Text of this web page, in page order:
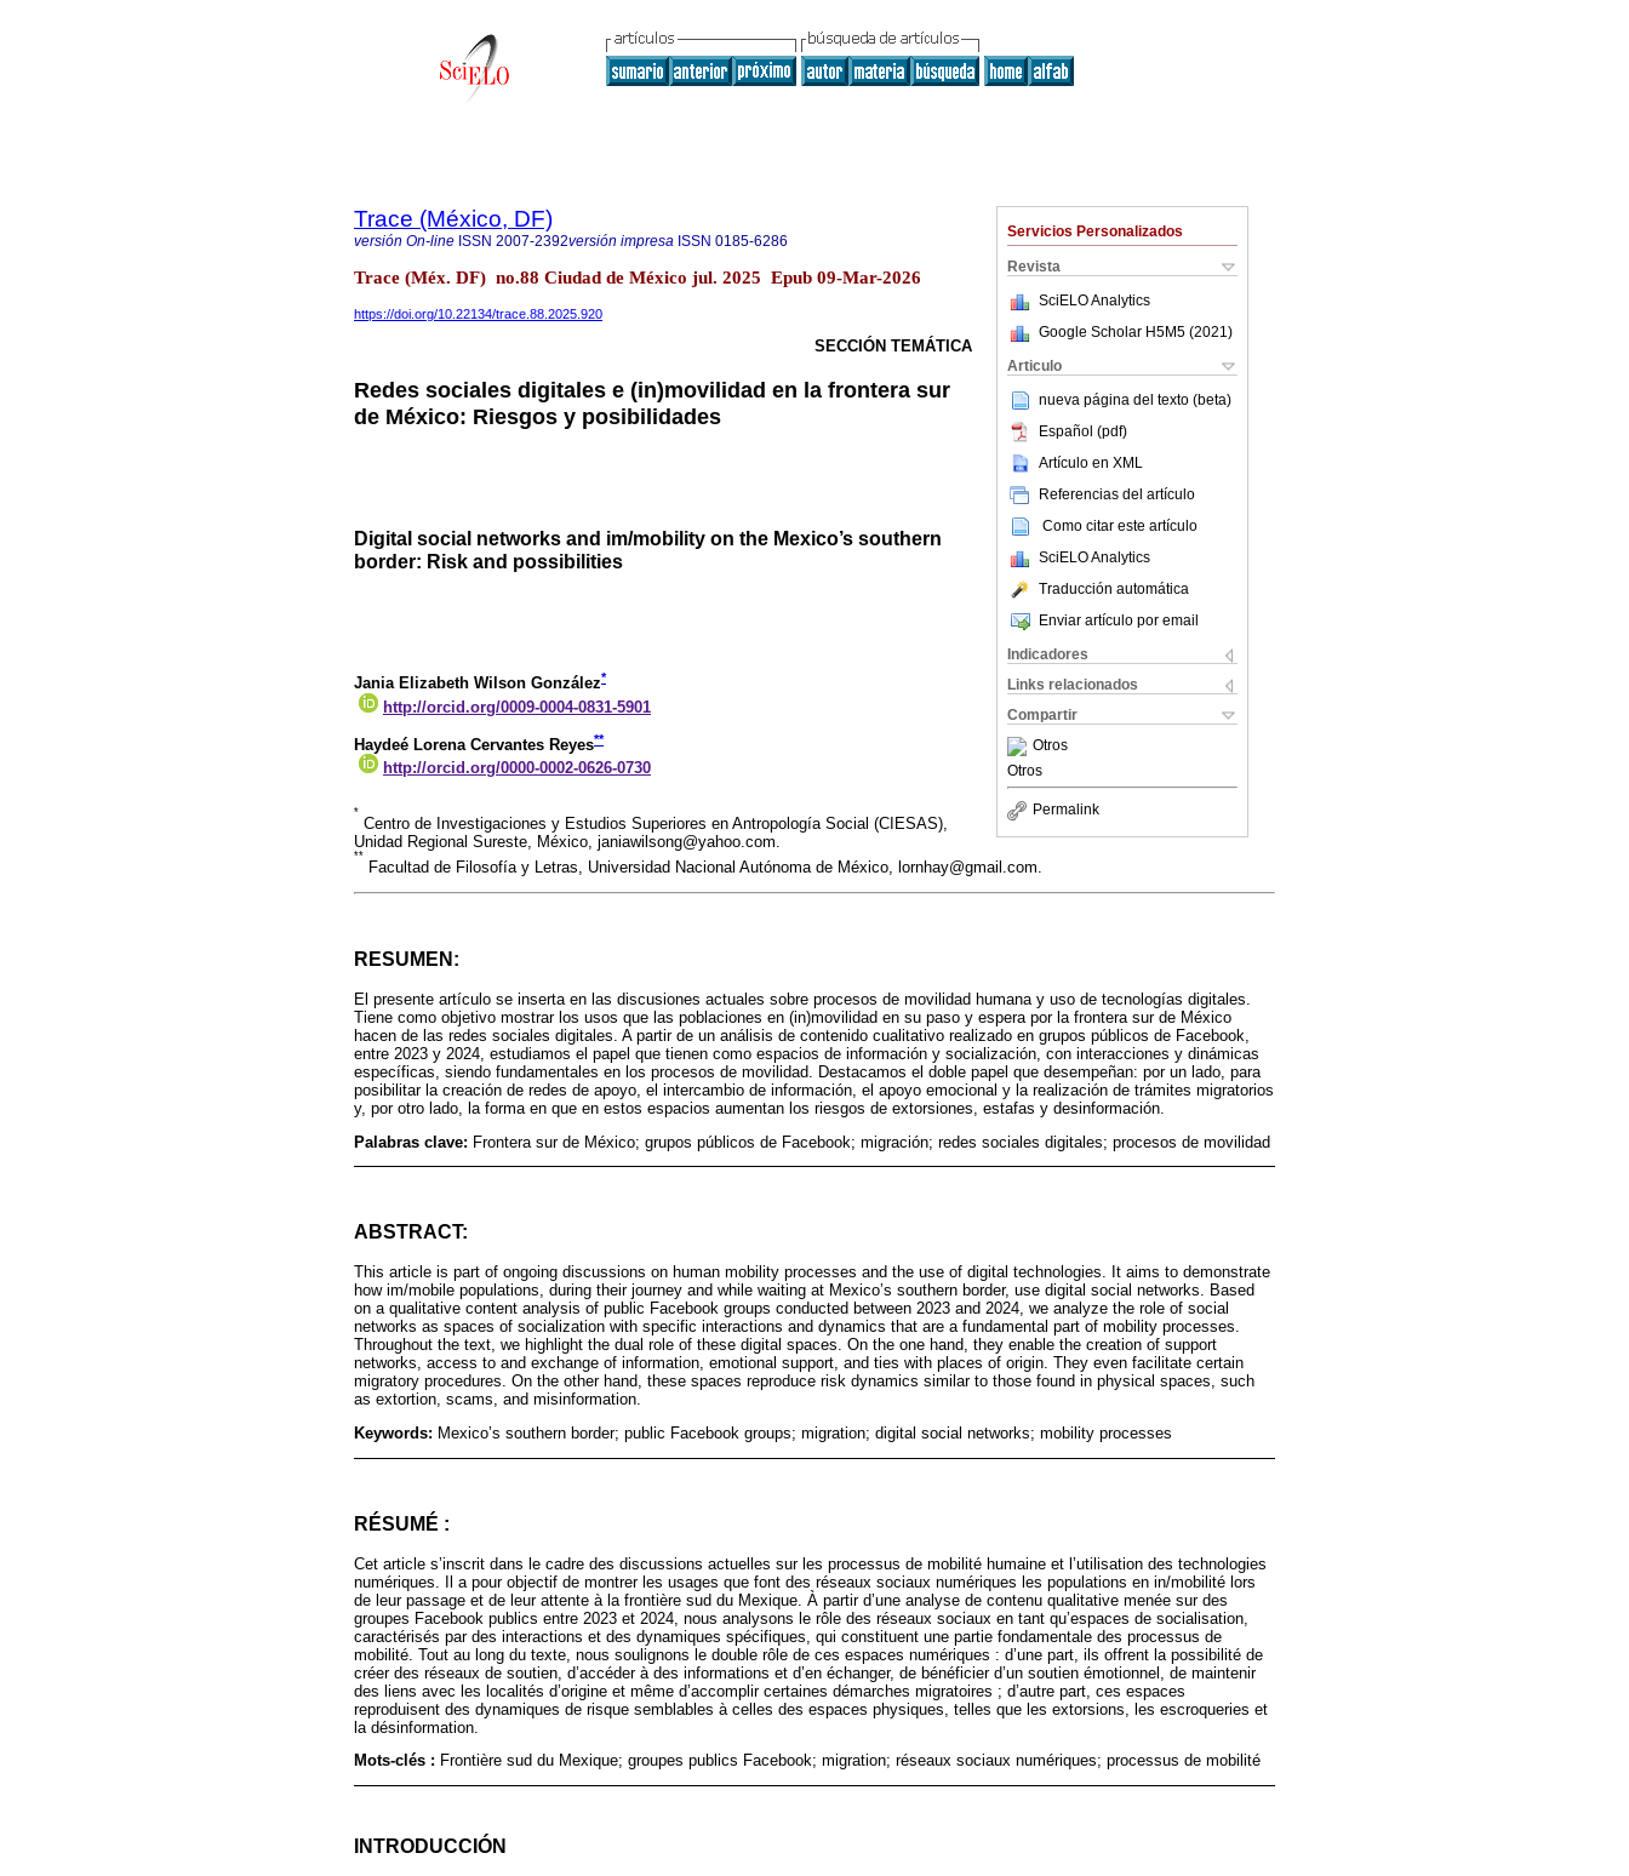
Servicios Personalizados
Revista
SciELO Analytics
Google Scholar H5M5 (2021 )
Articulo
nueva página del texto (beta)
Español (pdf)
Artículo en XML
Referencias del artículo
Como citar este artículo
SciELO Analytics
Traducción automática
Enviar artículo por email
Indicadores
Links relacionados
Compartir
Otros
Otros
Permalink
Trace (México, DF)
versión On-line ISSN 2007-2392versión impresa ISSN 0185-6286
Trace (Méx. DF) no.88 Ciudad de México jul. 2025 Epub 09-Mar-2026
https://doi.org/10.22134/trace.88.2025.920
SECCIÓN TEMÁTICA
Redes sociales digitales e (in)movilidad en la frontera sur
de México: Riesgos y posibilidades
Digital social networks and im/mobility on the Mexico’s southern
border: Risk and possibilities
Jania Elizabeth Wilson González*
http://orcid.org/0009-0004-0831-5901
Haydeé Lorena Cervantes Reyes**
http://orcid.org/0000-0002-0626-0730
*
Centro de Investigaciones y Estudios Superiores en Antropología Social (CIESAS),
Unidad Regional Sureste, México, janiawilsong@yahoo.com.
**
Facultad de Filosofía y Letras, Universidad Nacional Autónoma de México, lornhay@gmail.com.
RESUMEN:
El presente artículo se inserta en las discusiones actuales sobre procesos de movilidad humana y uso de tecnologías digitales.
Tiene como objetivo mostrar los usos que las poblaciones en (in)movilidad en su paso y espera por la frontera sur de México
hacen de las redes sociales digitales. A partir de un análisis de contenido cualitativo realizado en grupos públicos de Facebook,
entre 2023 y 2024, estudiamos el papel que tienen como espacios de información y socialización, con interacciones y dinámicas
específicas, siendo fundamentales en los procesos de movilidad. Destacamos el doble papel que desempeñan: por un lado, para
posibilitar la creación de redes de apoyo, el intercambio de información, el apoyo emocional y la realización de trámites migratorios
y, por otro lado, la forma en que en estos espacios aumentan los riesgos de extorsiones, estafas y desinformación.
Palabras clave: Frontera sur de México; grupos públicos de Facebook; migración; redes sociales digitales; procesos de movilidad
ABSTRACT:
This article is part of ongoing discussions on human mobility processes and the use of digital technologies. It aims to demonstrate
how im/mobile populations, during their journey and while waiting at Mexico’s southern border, use digital social networks. Based
on a qualitative content analysis of public Facebook groups conducted between 2023 and 2024, we analyze the role of social
networks as spaces of socialization with specific interactions and dynamics that are a fundamental part of mobility processes.
Throughout the text, we highlight the dual role of these digital spaces. On the one hand, they enable the creation of support
networks, access to and exchange of information, emotional support, and ties with places of origin. They even facilitate certain
migratory procedures. On the other hand, these spaces reproduce risk dynamics similar to those found in physical spaces, such
as extortion, scams, and misinformation.
Keywords: Mexico’s southern border; public Facebook groups; migration; digital social networks; mobility processes
RÉSUMÉ :
Cet article s’inscrit dans le cadre des discussions actuelles sur les processus de mobilité humaine et l’utilisation des technologies
numériques. Il a pour objectif de montrer les usages que font des réseaux sociaux numériques les populations en in/mobilité lors
de leur passage et de leur attente à la frontière sud du Mexique. À partir d’une analyse de contenu qualitative menée sur des
groupes Facebook publics entre 2023 et 2024, nous analysons le rôle des réseaux sociaux en tant qu’espaces de socialisation,
caractérisés par des interactions et des dynamiques spécifiques, qui constituent une partie fondamentale des processus de
mobilité. Tout au long du texte, nous soulignons le double rôle de ces espaces numériques : d’une part, ils offrent la possibilité de
créer des réseaux de soutien, d’accéder à des informations et d’en échanger, de bénéficier d’un soutien émotionnel, de maintenir
des liens avec les localités d’origine et même d’accomplir certaines démarches migratoires ; d’autre part, ces espaces
reproduisent des dynamiques de risque semblables à celles des espaces physiques, telles que les extorsions, les escroqueries et
la désinformation.
Mots-clés : Frontière sud du Mexique; groupes publics Facebook; migration; réseaux sociaux numériques; processus de mobilité
INTRODUCCIÓN